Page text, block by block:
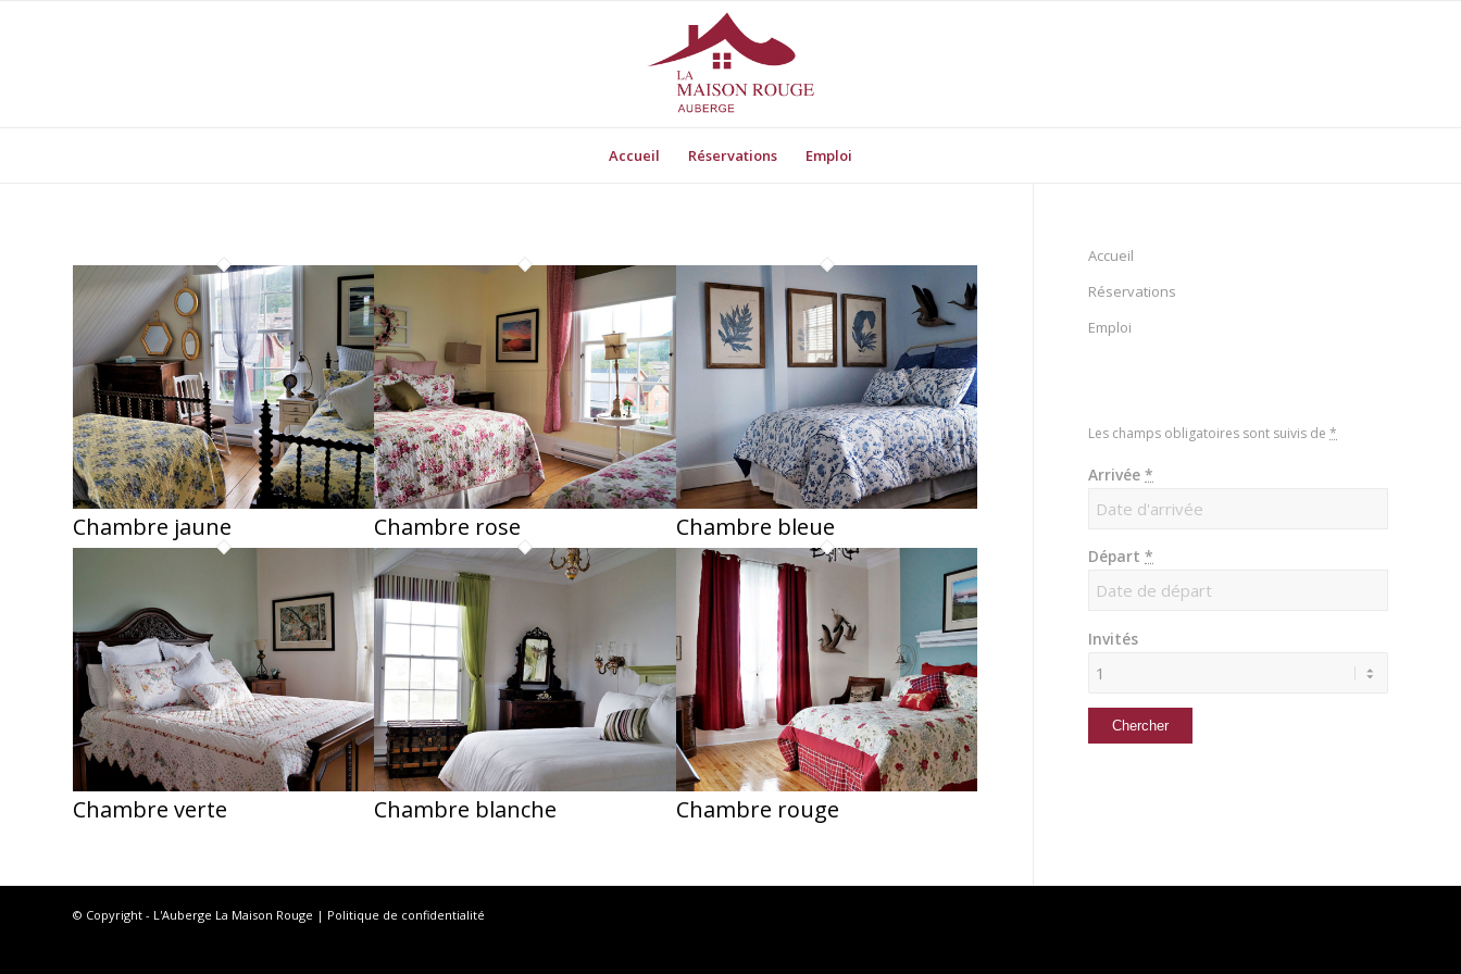
Accueil Réservations Emploi
Chambre jaune Chambre rose Chambre bleue
Chambre verte Chambre blanche Chambre rouge
Accueil
Réservations
Emploi
Les champs obligatoires sont suivis de*
Arrivée*
Départ*
Invités
© Copyright - L'Auberge La Maison Rouge | Politique de confidentialité